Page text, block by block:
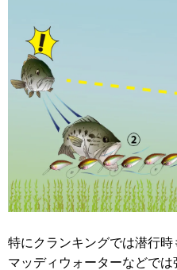
特にクランキングでは潜行時
マッディウォーターなどで